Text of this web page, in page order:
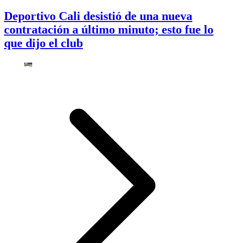
Deportivo Cali desistió de una nueva
contratación a último minuto; esto fue lo
que dijo el club